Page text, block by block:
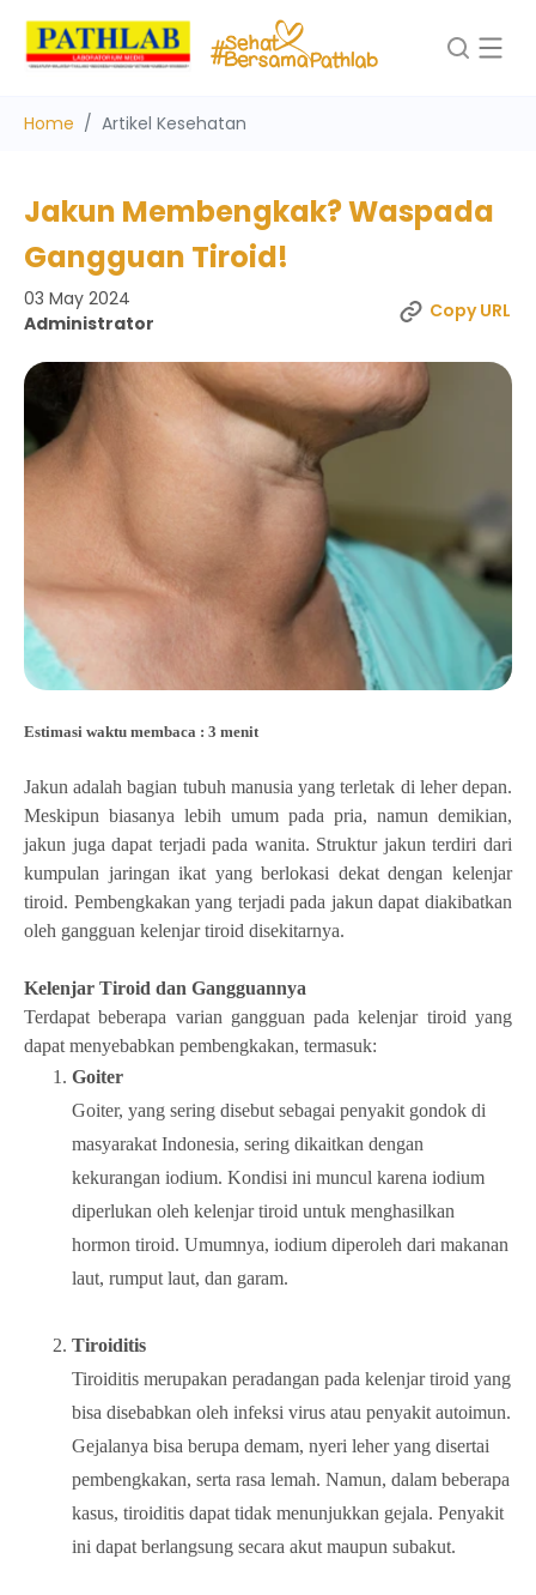
Home Artikel Kesehatan
Jakun Membengkak? Waspada
Gangguan Tiroid!
03 May 2024
Administrator
Copy URL
Estimasi waktu membaca : 3 menit
Jakun adalah bagian tubuh manusia yang terletak di leher depan.
Meskipun biasanya lebih umum pada pria, namun demikian,
jakun juga dapat terjadi pada wanita. Struktur jakun terdiri dari
kumpulan jaringan ikat yang berlokasi dekat dengan kelenjar
tiroid. Pembengkakan yang terjadi pada jakun dapat diakibatkan
oleh gangguan kelenjar tiroid disekitarnya.
Kelenjar Tiroid dan Gangguannya
Terdapat beberapa varian gangguan pada kelenjar tiroid yang
dapat menyebabkan pembengkakan, termasuk:
Goiter
Goiter, yang sering disebut sebagai penyakit gondok di
masyarakat Indonesia, sering dikaitkan dengan
kekurangan iodium. Kondisi ini muncul karena iodium
diperlukan oleh kelenjar tiroid untuk menghasilkan
hormon tiroid. Umumnya, iodium diperoleh dari makanan
laut, rumput laut, dan garam.
Tiroiditis
Tiroiditis merupakan peradangan pada kelenjar tiroid yang
bisa disebabkan oleh infeksi virus atau penyakit autoimun.
Gejalanya bisa berupa demam, nyeri leher yang disertai
pembengkakan, serta rasa lemah. Namun, dalam beberapa
kasus, tiroiditis dapat tidak menunjukkan gejala. Penyakit
ini dapat berlangsung secara akut maupun subakut.